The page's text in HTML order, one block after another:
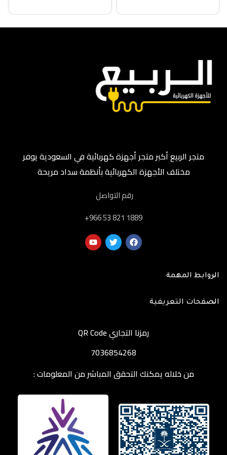
متجر الربيع أكبر متجر أجهزة كهربائية في السعودية يوفر
مختلف الأجهزة الكهربائية بأنظمة سداد مريحة
رقم التواصل
‎+966 53 821 1889
الروابط المهمة
الصفحات التعريفية
رمزنا التجاري QR Code
7036854268
من خلاله يمكنك التحقق المباشر من المعلومات :